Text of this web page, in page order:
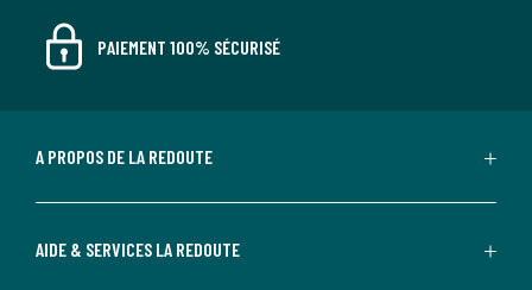
PAIEMENT 100% SÉCURISÉ
A PROPOS DE LA REDOUTE
AIDE & SERVICES LA REDOUTE